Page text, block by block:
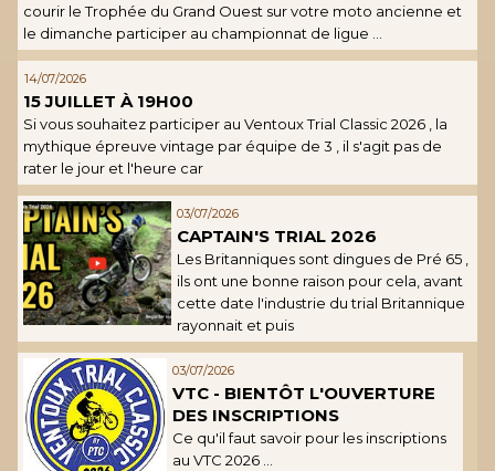
courir le Trophée du Grand Ouest sur votre moto ancienne et
le dimanche participer au championnat de ligue ...
14/07/2026
15 JUILLET À 19H00
Si vous souhaitez participer au Ventoux Trial Classic 2026 , la
mythique épreuve vintage par équipe de 3 , il s'agit pas de
rater le jour et l'heure car
03/07/2026
CAPTAIN'S TRIAL 2026
Les Britanniques sont dingues de Pré 65 ,
ils ont une bonne raison pour cela, avant
cette date l'industrie du trial Britannique
rayonnait et puis
03/07/2026
VTC - BIENTÔT L'OUVERTURE
DES INSCRIPTIONS
Ce qu'il faut savoir pour les inscriptions
au VTC 2026 ...